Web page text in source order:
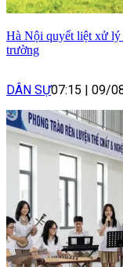
Hà Nội quyết liệt xử lý
trường
DÂN SỰ07:15 | 09/